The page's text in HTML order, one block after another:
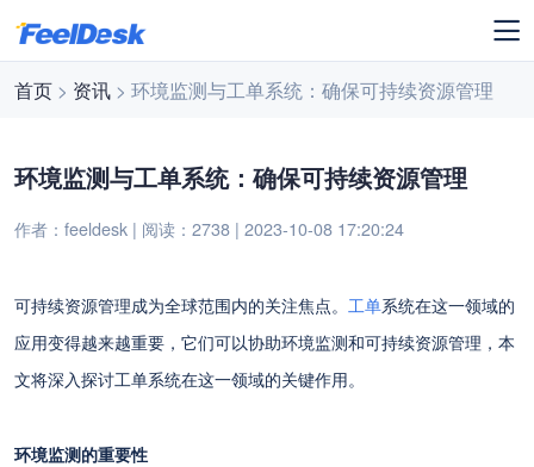
首页 > 资讯 > 环境监测与工单系统：确保可持续资源管理
环境监测与工单系统：确保可持续资源管理
作者：feeldesk | 阅读：2738 | 2023-10-08 17:20:24
可持续资源管理成为全球范围内的关注焦点。工单系统在这一领域的
应用变得越来越重要，它们可以协助环境监测和可持续资源管理，本
文将深入探讨工单系统在这一领域的关键作用。
环境监测的重要性